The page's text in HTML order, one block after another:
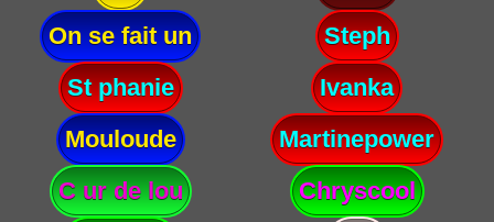
On se fait un
Steph
St phanie
Ivanka
Mouloude
Martinepower
C ur de lou
Chryscool